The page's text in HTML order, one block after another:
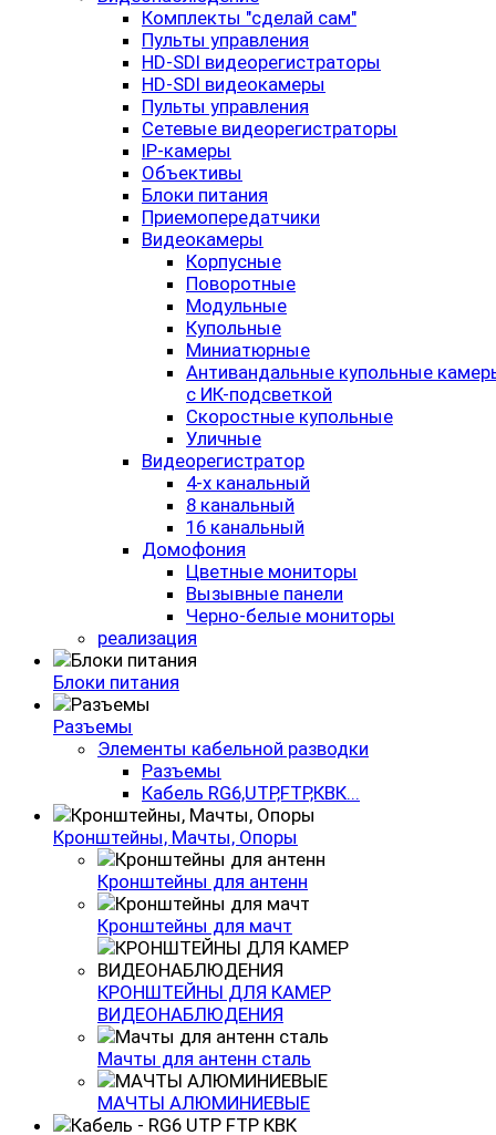
Комплекты "сделай сам"
Пульты управления
HD-SDI видеорегистраторы
HD-SDI видеокамеры
Пульты управления
Сетевые видеорегистраторы
IP-камеры
Объективы
Блоки питания
Приемопередатчики
Видеокамеры
Корпусные
Поворотные
Модульные
Купольные
Миниатюрные
Антивандальные купольные
с ИК-подсветкой
Скоростные купольные
Уличные
Видеорегистратор
4-х канальный
8 канальный
16 канальный
Домофония
Цветные мониторы
Вызывные панели
Черно-белые мониторы
реализация
Блоки питания
Разъемы
Элементы кабельной разводки
Разъемы
Кабель RG6,UTP,FTP,КВК...
Кронштейны, Мачты, Опоры
Кронштейны для антенн
Кронштейны для мачт
КРОНШТЕЙНЫ ДЛЯ КАМЕР
ВИДЕОНАБЛЮДЕНИЯ
Мачты для антенн сталь
МАЧТЫ АЛЮМИНИЕВЫЕ